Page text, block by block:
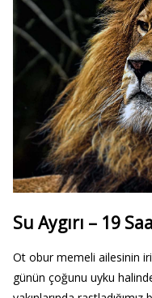
Su Aygırı – 19
Ot obur memeli ailesinin iri
günün çoğunu uyku